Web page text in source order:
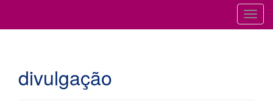
T
o
divulgação